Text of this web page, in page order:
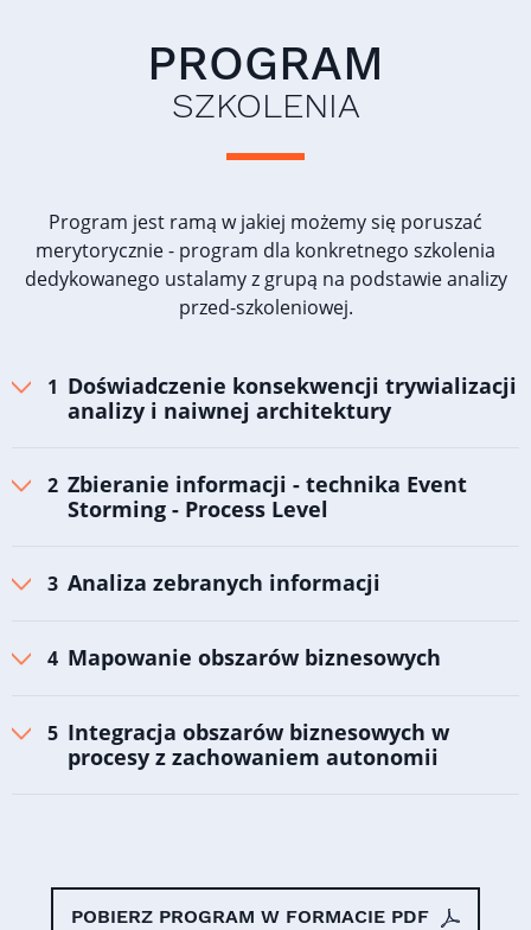
PROGRAM
SZKOLENIA
Program jest ramą w jakiej możemy się poruszać
merytorycznie - program dla konkretnego szkolenia
dedykowanego ustalamy z grupą na podstawie analizy
przed-szkoleniowej.
Doświadczenie konsekwencji trywializacji
analizy i naiwnej architektury
Zbieranie informacji - technika Event
Storming - Process Level
Analiza zebranych informacji
Mapowanie obszarów biznesowych
Integracja obszarów biznesowych w
procesy z zachowaniem autonomii
POBIERZ PROGRAM W FORMACIE PDF